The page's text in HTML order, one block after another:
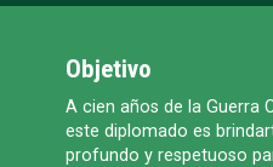
Objetivo
A cien años de la Guerra
este diplomado es
profundo y respetuoso